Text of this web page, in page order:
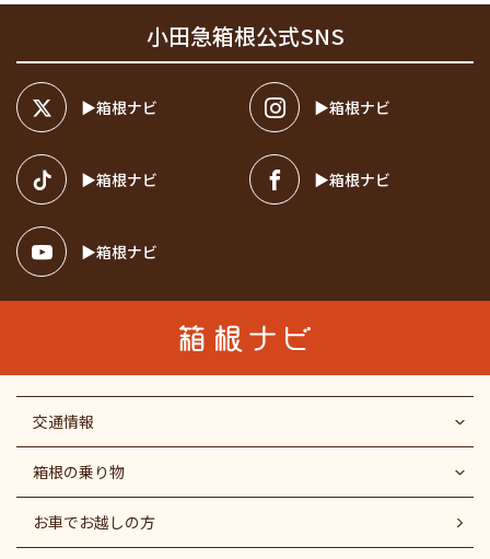
小田急箱根公式SNS
箱根ナビ 箱根ナビ
箱根ナビ 箱根ナビ
箱根ナビ
交通情報
箱根の乗り物
お車でお越しの方